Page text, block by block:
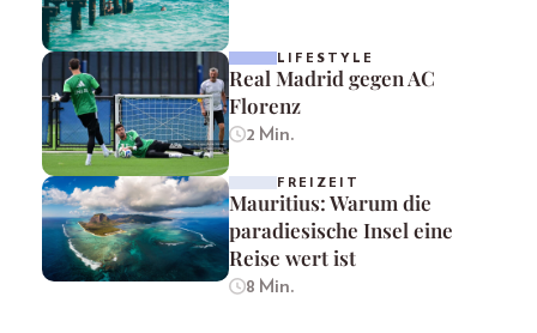
LIFESTYLE
Real Madrid gegen AC
Florenz
2 Min.
FREIZEIT
Mauritius: Warum die
paradiesische Insel eine
Reise wert ist
8 Min.